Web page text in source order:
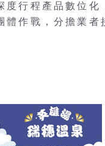
行程產品數位化
體作戰，分擔業者